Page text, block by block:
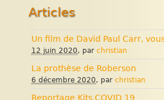
Contacts
Articles
Un film de David Paul Carr,
12 juin 2020, par christian
La prothèse de Roberson
6 décembre 2020, par christian
Reportage Kits COVID 19